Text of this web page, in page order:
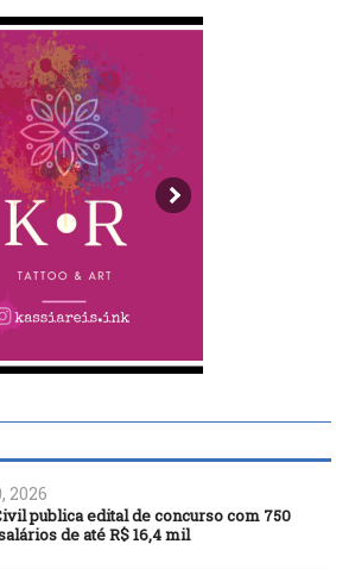
2026
publica edital de concurso com 750
de até R$ 16,4 mil